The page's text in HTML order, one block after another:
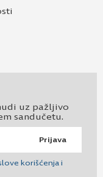
uz pažljivo
sandučetu.
Prijava
korišćenja i